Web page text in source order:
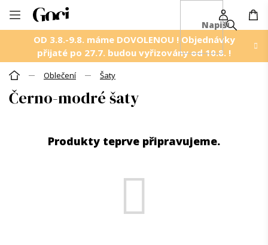
Přejít
OD 3.8.-9.8. máme DOVOLENOU ! Objednávky
přijaté po 27.7. budou vyřizovány od 10.8. !
Domů Oblečení Šaty
Černo-modré šaty
Produkty teprve připravujeme.